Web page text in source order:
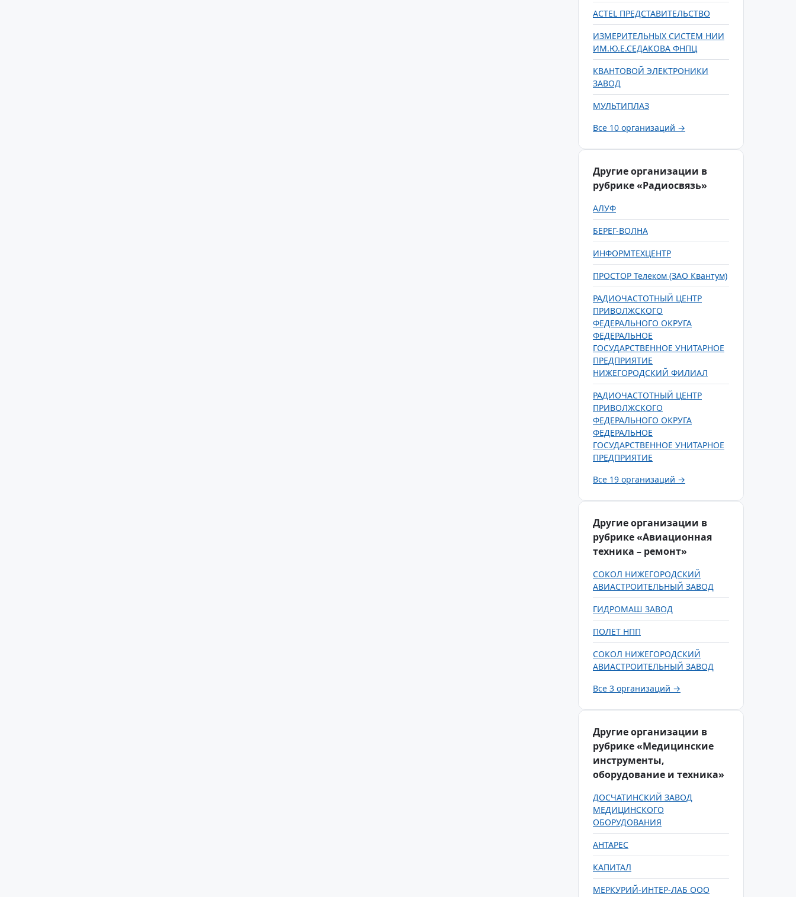
ACTEL ПРЕДСТАВИТЕЛЬСТВО
ИЗМЕРИТЕЛЬНЫХ СИСТЕМ НИИ
ИМ.Ю.Е.СЕДАКОВА ФНПЦ
КВАНТОВОЙ ЭЛЕКТРОНИКИ
ЗАВОД
МУЛЬТИПЛАЗ
Все 10 организаций →
Другие организации в
рубрике «Радиосвязь»
АЛУФ
БЕРЕГ-ВОЛНА
ИНФОРМТЕХЦЕНТР
ПРОСТОР Телеком (ЗАО Квантум)
РАДИОЧАСТОТНЫЙ ЦЕНТР
ПРИВОЛЖСКОГО
ФЕДЕРАЛЬНОГО ОКРУГА
ФЕДЕРАЛЬНОЕ
ГОСУДАРСТВЕННОЕ УНИТАРНОЕ
ПРЕДПРИЯТИЕ
НИЖЕГОРОДСКИЙ ФИЛИАЛ
РАДИОЧАСТОТНЫЙ ЦЕНТР
ПРИВОЛЖСКОГО
ФЕДЕРАЛЬНОГО ОКРУГА
ФЕДЕРАЛЬНОЕ
ГОСУДАРСТВЕННОЕ УНИТАРНОЕ
ПРЕДПРИЯТИЕ
Все 19 организаций →
Другие организации в
рубрике «Авиационная
техника – ремонт»
СОКОЛ НИЖЕГОРОДСКИЙ
АВИАСТРОИТЕЛЬНЫЙ ЗАВОД
ГИДРОМАШ ЗАВОД
ПОЛЕТ НПП
СОКОЛ НИЖЕГОРОДСКИЙ
АВИАСТРОИТЕЛЬНЫЙ ЗАВОД
Все 3 организаций →
Другие организации в
рубрике «Медицинские
инструменты,
оборудование и техника»
ДОСЧАТИНСКИЙ ЗАВОД
МЕДИЦИНСКОГО
ОБОРУДОВАНИЯ
АНТАРЕС
КАПИТАЛ
МЕРКУРИЙ-ИНТЕР-ЛАБ ООО